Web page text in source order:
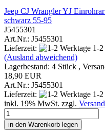
Jeep CJ Wrangler YJ
schwarz 55-95
J5455301
Art.Nr.: J5455301
Lieferzeit:
1-
(Ausland abweichend)
Lagerbestand: 4 Stück ,
18,90 EUR
Art.Nr.: J5455301
Lieferzeit:
1-
inkl. 19% MwSt. zzgl. Versand
in den Warenkorb legen